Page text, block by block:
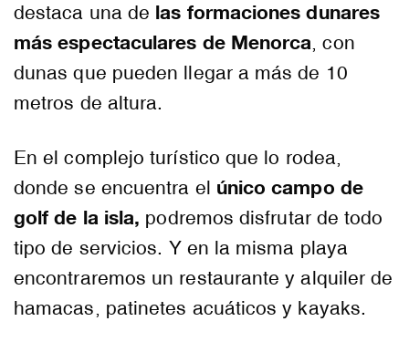
destaca una de las formaciones dunares
más espectaculares de Menorca, con
dunas que pueden llegar a más de 10
metros de altura.
En el complejo turístico que lo rodea,
donde se encuentra el único campo de
golf de la isla, podremos disfrutar de todo
tipo de servicios. Y en la misma playa
encontraremos un restaurante y alquiler de
hamacas, patinetes acuáticos y kayaks.